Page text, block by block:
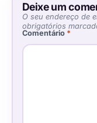
Deixe um
O seu endereço de
obrigatórios
Comentário *